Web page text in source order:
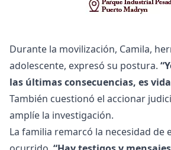
Durante la movilización, Camila,
adolescente, expresó su postura.
las últimas consecuencias, es
También cuestionó el accionar
amplíe la investigación.
La familia remarcó la necesidad de